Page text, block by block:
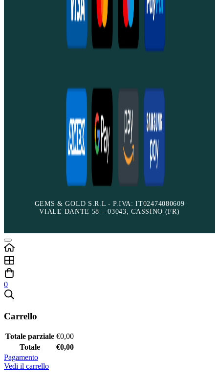
GEMS & GOLD S.R.L - P.IVA: IT02474080609
VIALE DANTE 58 – 03043, CASSINO (FR)
0
Carrello
Totale parziale €0,00
Totale
€0,00
Pagamento
Vedi il carrello